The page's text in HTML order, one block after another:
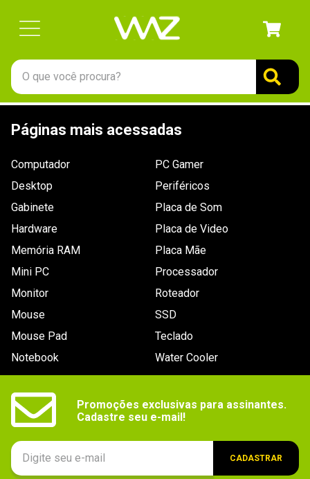
O que você procura?
Páginas mais acessadas
Computador
Desktop
Gabinete
Hardware
Memória RAM
Mini PC
Monitor
Mouse
Mouse Pad
Notebook
PC Gamer
Periféricos
Placa de Som
Placa de Video
Placa Mãe
Processador
Roteador
SSD
Teclado
Water Cooler
Promoções exclusivas para assinantes.
Cadastre seu e-mail!
CADASTRAR
1º
gabinete
ssd
teclado
openbox
mouse
jonsbo
controle